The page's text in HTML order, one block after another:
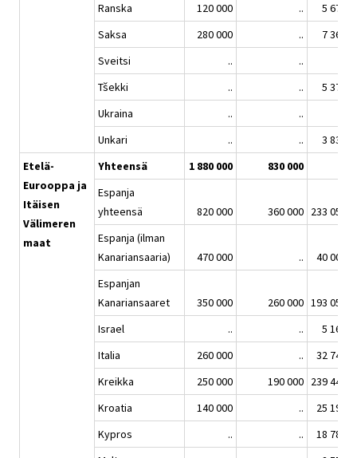
Ranska
120 000 ..
5 670
Saksa
280 000 ..
7 367
Sveitsi
.. ..
Tšekki
.. ..
5 377
Ukraina
.. ..
Unkari
.. ..
3 838
Etelä-
Eurooppa ja
Itäisen
Välimeren
maat
Yhteensä 1 880 000 830 000
Espanja
yhteensä
820 000 360 000 233 054
Espanja (ilman
Kanariansaaria)
470 000 ..
40 001
Espanjan
Kanariansaaret
350 000 260 000 193 053
Israel
.. ..
5 167
Italia
260 000 ..
32 744
Kreikka
250 000 190 000 239 448
Kroatia
140 000 ..
25 197
Kypros
.. ..
18 786